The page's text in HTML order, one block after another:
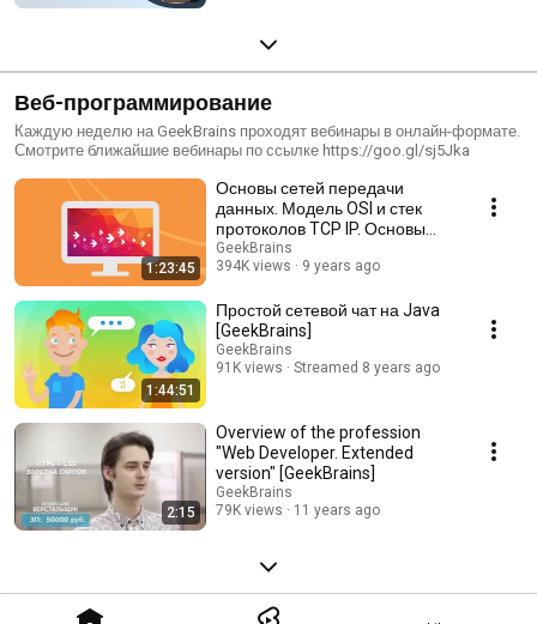
Веб-программирование
Каждую неделю на GeekBrains проходят вебинары в онлайн-формате.
Смотрите ближайшие вебинары по ссылке https://goo.gl/sj5Jka
1:23:45
Основы сетей передачи
данных. Модель OSI и стек
протоколов TCP IP. Основы
Ethernet. [GeekBrains]
GeekBrains
394K views
9 years ago
1:44:51
Простой сетевой чат на Java
[GeekBrains]
GeekBrains
91K views
Streamed 8 years ago
2:15
Overview of the profession
"Web Developer. Extended
version" [GeekBrains]
GeekBrains
79K views
11 years ago